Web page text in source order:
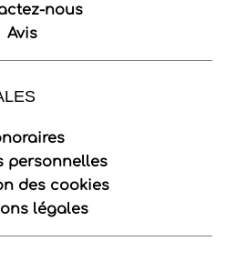
nous
Avis
personnelles
des cookies
légales